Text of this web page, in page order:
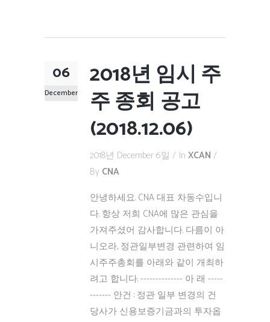
06
December
2018년 임시 주
주 종회 공고
(2018.12.06)
2018년 December 6일 In XCAN
By CNA
안녕하세요. CNA 대표 차동수입니
다. 항상 저희 CNA에 많은 관심을
가져주셨어 감사합니다. 다름이 아
니오라, 정관일부변경 관련하여 임
시주주총회를 아래와 같이 개최하
려고 합니다. -------------- 아 래 -----
------- 안건 : 정관 일부 변경의 건
당사가 신용보증기금과의 투자옵